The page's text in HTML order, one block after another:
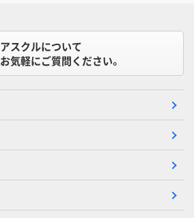
アスクルについて
お気軽にご質問ください。